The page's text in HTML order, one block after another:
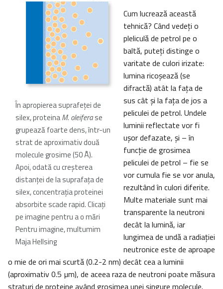
În apropierea suprafeţei de
silex, proteinaM. oleiferase
grupează foarte dens, într-un
strat de aproximativ două
molecule grosime (50 Å).
Apoi, odată cu creşterea
distanţei de la suprafaţa de
silex, concentraţia proteinei
absorbite scade rapid. Clicați
pe imagine pentru a o mări
Pentru imagine, multumim
Maja Hellsing
Cum lucrează această
tehnică? Când vedeţi o
pleliculă de petrol pe o
baltă, puteţi distinge o
varitate de culori irizate:
lumina ricoşează (se
difractă) atât la faţa de
sus cât şi la faţa de jos a
peliculei de petrol. Undele
luminii reflectate vor fi
uşor defazate, şi – în
funcţie de grosimea
peliculei de petrol – fie se
vor cumula fie se vor anula,
rezultând în culori diferite.
Multe materiale sunt mai
transparente la neutroni
decât la lumină, iar
lungimea de undă a radiaţiei
neutronice este de aproape
o mie de ori mai scurtă (0.2-2 nm) decât cea a luminii
(aproximativ 0.5 µm), de aceea raza de neutroni poate măsura
straturi de proteine având grosimea unei singure molecule.